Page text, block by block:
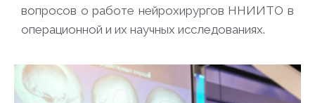
вопросов о работе нейрохирургов ННИИТО в
операционной и их научных исследованиях.